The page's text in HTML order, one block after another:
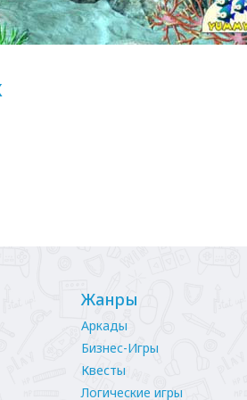
Жанры
Аркады
Бизнес-Игры
Квесты
Логические игры